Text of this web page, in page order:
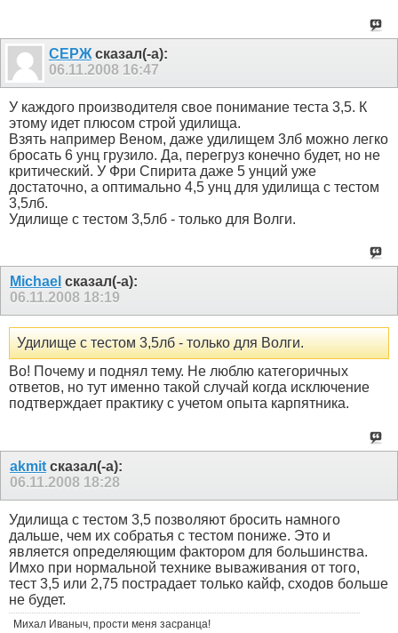
СЕРЖ сказал(-а):
06.11.2008 16:47
У каждого производителя свое понимание теста 3,5. К
этому идет плюсом строй удилища.
Взять например Веном, даже удилищем 3лб можно легко
бросать 6 унц грузило. Да, перегруз конечно будет, но не
критический. У Фри Спирита даже 5 унций уже
достаточно, а оптимально 4,5 унц для удилища с тестом
3,5лб.
Удилище с тестом 3,5лб - только для Волги.
Michael сказал(-а):
06.11.2008 18:19
Удилище с тестом 3,5лб - только для Волги.
Во! Почему и поднял тему. Не люблю категоричных
ответов, но тут именно такой случай когда исключение
подтверждает практику с учетом опыта карпятника.
akmit сказал(-а):
06.11.2008 18:28
Удилища с тестом 3,5 позволяют бросить намного
дальше, чем их собратья с тестом пониже. Это и
является определяющим фактором для большинства.
Имхо при нормальной технике вываживания от того,
тест 3,5 или 2,75 пострадает только кайф, сходов больше
не будет.
Михал Иваныч, прости меня засранца!